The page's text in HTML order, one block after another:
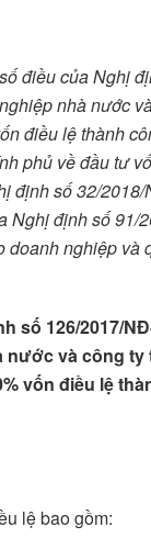
điều của Nghị
nhà nước
điều lệ thành
phủ về đầu tư
định số 32/
Nghị định số 91/
nghiệp và
số 126/2017/
và công
vốn điều lệ
lệ bao gồm: